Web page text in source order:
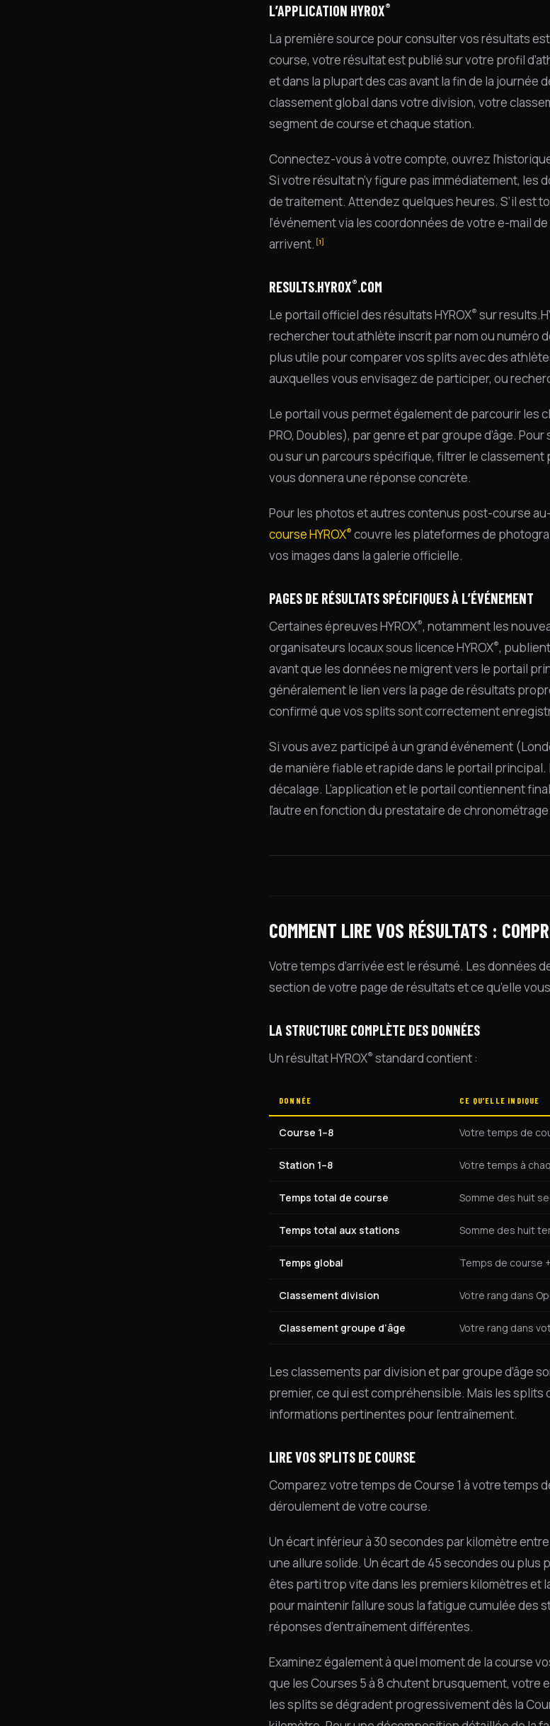
L’APPLICATION HYROX®
La première source pour consulter vos résultats est
course, votre résultat est publié sur votre profil
et dans la plupart des cas avant la fin de la journée
classement global dans votre division, votre
segment de course et chaque station.
Connectez-vous à votre compte, ouvrez
Si votre résultat n’y figure pas immédiatement,
de traitement. Attendez quelques heures. S’il est
l’événement via les coordonnées de votre e-mail
arrivent. [1]
RESULTS.HYROX®.COM
Le portail officiel des résultats HYROX® sur
rechercher tout athlète inscrit par nom ou numéro
plus utile pour comparer vos splits avec des
auxquelles vous envisagez de participer, ou
Le portail vous permet également de parcourir les
PRO, Doubles), par genre et par groupe d’âge.
ou sur un parcours spécifique, filtrer le
vous donnera une réponse concrète.
Pour les photos et autres contenus post-course
course HYROX® couvre les plateformes de
vos images dans la galerie officielle.
PAGES DE RÉSULTATS SPÉCIFIQUES À L’ÉVÉNEMENT
Certaines épreuves HYROX®, notamment les
organisateurs locaux sous licence HYROX®,
avant que les données ne migrent vers le portail
généralement le lien vers la page de résultats
confirmé que vos splits sont correctement
Si vous avez participé à un grand événement
de manière fiable et rapide dans le portail
décalage. L’application et le portail contiennent
l’autre en fonction du prestataire de chronométrage
COMMENT LIRE VOS RÉSULTATS :
Votre temps d’arrivée est le résumé. Les données
section de votre page de résultats et ce qu’elle
LA STRUCTURE COMPLÈTE DES DONNÉES
Un résultat HYROX® standard contient :
DONNÉE CE QU’ELLE INDIQUE
Course 1–8 Votre temps de
Station 1–8 Votre temps à
Temps total de course Somme des huit
Temps total aux stations Somme des huit
Temps global Temps de course
Classement division Votre rang dans
Classement groupe d’âge Votre rang dans
Les classements par division et par groupe d’âge
premier, ce qui est compréhensible. Mais les
informations pertinentes pour l’entraînement.
LIRE VOS SPLITS DE COURSE
Comparez votre temps de Course 1 à votre temps
déroulement de votre course.
Un écart inférieur à 30 secondes par kilomètre
une allure solide. Un écart de 45 secondes ou plus
êtes parti trop vite dans les premiers kilomètres et
pour maintenir l’allure sous la fatigue cumulée
réponses d’entraînement différentes.
Examinez également à quel moment de la course
que les Courses 5 à 8 chutent brusquement, votre
les splits se dégradent progressivement dès la